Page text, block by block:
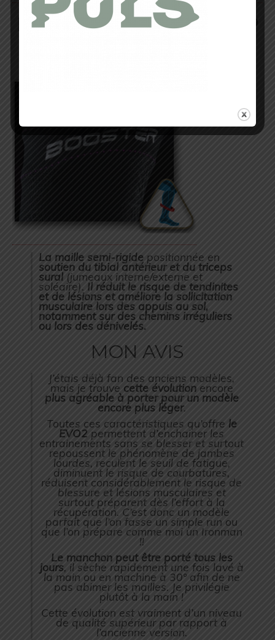
MAILLE DE SOUTIEN « TAP
La maille semi-rigide positionnée en
soutien du tibial antérieur et du triceps
sural (jumeaux interne/externe et
soléaire). Il réduit le risque de tendinites
et de lésions et améliore la sollicitation
musculaire lors des appuis au sol,
notamment sur des chemins irréguliers
ou lors des dénivelés.
MON AVIS
J’étais déjà fan des anciens modèles,
mais je trouve cette évolutionencore
plus agréable à porter pour un modèle
encore plus léger.
Toutes ces caractéristiques qu’offre le
EVO2 permettent d’enchainer les
entrainements sans se blesser et surtout
repoussent le phénomène de jambes
lourdes, reculent le seuil de fatigue,
diminuent le risque de courbatures,
réduisent considérablement le risque de
blessure et lésions musculaires et
surtout préparent dès l’effort à la
récupération. C’est donc un modèle
parfait que l’on fasse un simple run ou
que l’on prépare comme moi un Ironman
!!
Le manchon peut être porté tous les
jours, il sèche rapidement une fois lavé à
la main ou en machine à 30° afin de ne
pas abimer les mailles. Je privilégie
plutôt à la main !
Cette évolution est vraiment d’un niveau
de qualité supérieur par rapport à
l’ancienne version.